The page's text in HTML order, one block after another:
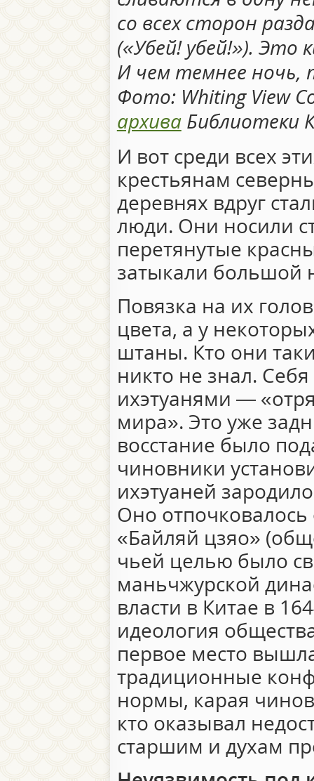
со всех сторон
(«Убей! убей!»).
И чем темнее ночь,
Фото: Whiting View
архиваБиблиотеки
И вот среди всех
крестьянам
деревнях вдруг
люди. Они носили
перетянутые
затыкали большой
Повязка на их
цвета, а у
штаны. Кто они
никто не знал.
ихэтуанями —
мира». Это уже
восстание было
чиновники
ихэтуаней
Оно отпочковалось
«Байляй цзяо»
чьей целью было
маньчжурской
власти в Китае в
идеология
первое место
традиционные
нормы, карая
кто оказывал
старшим и духам